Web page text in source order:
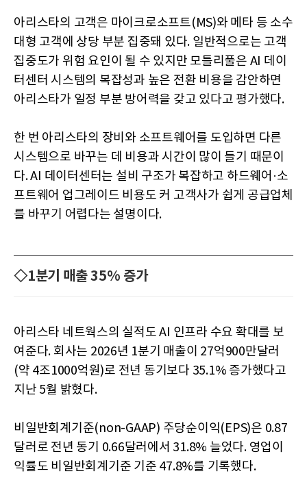
아리스타의 고객은 마이크로소프트(MS)와 메타 등 소수
대형 고객에 상당 부분 집중돼 있다. 일반적으로는 고객
집중도가 위험 요인이 될 수 있지만 모틀리풀은 AI 데이
터센터 시스템의 복잡성과 높은 전환 비용을 감안하면
아리스타가 일정 부분 방어력을 갖고 있다고 평가했다.
한 번 아리스타의 장비와 소프트웨어를 도입하면 다른
시스템으로 바꾸는 데 비용과 시간이 많이 들기 때문이
다. AI 데이터센터는 설비 구조가 복잡하고 하드웨어·소
프트웨어 업그레이드 비용도 커 고객사가 쉽게 공급업체
를 바꾸기 어렵다는 설명이다.
◇1분기 매출 35% 증가
아리스타 네트웍스의 실적도 AI 인프라 수요 확대를 보
여준다. 회사는 2026년 1분기 매출이 27억900만달러
(약 4조1000억원)로 전년 동기보다 35.1% 증가했다고
지난 5월 밝혔다.
비일반회계기준(non-GAAP) 주당순이익(EPS)은 0.87
달러로 전년 동기 0.66달러에서 31.8% 늘었다. 영업이
익률도 비일반회계기준 기준 47.8%를 기록했다.